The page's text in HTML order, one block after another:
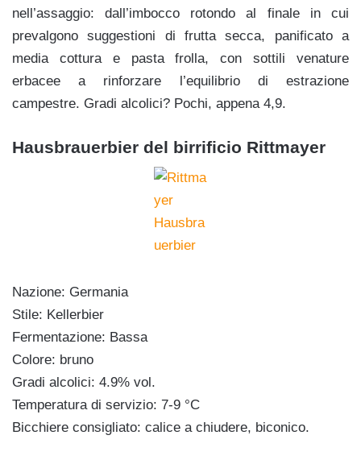
nell’assaggio: dall’imbocco rotondo al finale in cui
prevalgono suggestioni di frutta secca, panificato a
media cottura e pasta frolla, con sottili venature
erbacee a rinforzare l’equilibrio di estrazione
campestre. Gradi alcolici? Pochi, appena 4,9.
Hausbrauerbier del birrificio Rittmayer
Nazione: Germania
Stile: Kellerbier
Fermentazione: Bassa
Colore: bruno
Gradi alcolici: 4.9% vol.
Temperatura di servizio: 7-9 °C
Bicchiere consigliato: calice a chiudere, biconico.